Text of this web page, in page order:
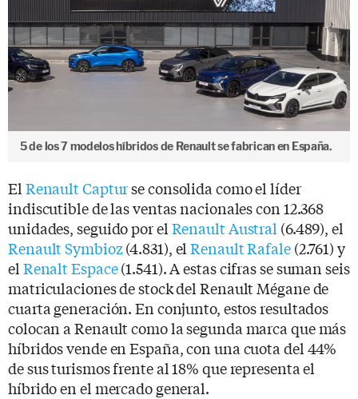
5 de los 7 modelos híbridos de Renault se fabrican en España.
El Renault Capturse consolida como el líder
indiscutible de las ventas nacionales con 12.368
unidades, seguido por el Renault Austral (6.489), el
Renault Symbioz(4.831), elRenault Rafale(2.761) y
el Renalt Espace(1.541). A estas cifras se suman seis
matriculaciones de stock del Renault Mégane de
cuarta generación. En conjunto, estos resultados
colocan a Renault como la segunda marca que más
híbridos vende en España, con una cuota del 44%
de sus turismos frente al 18% que representa el
híbrido en el mercado general.